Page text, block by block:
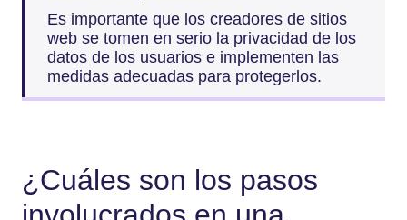
Es importante que los creadores de sitios
web se tomen en serio la privacidad de los
datos de los usuarios e implementen las
medidas adecuadas para protegerlos.
¿Cuáles son los pasos